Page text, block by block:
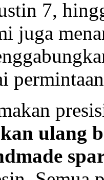
7,
juga
ulang